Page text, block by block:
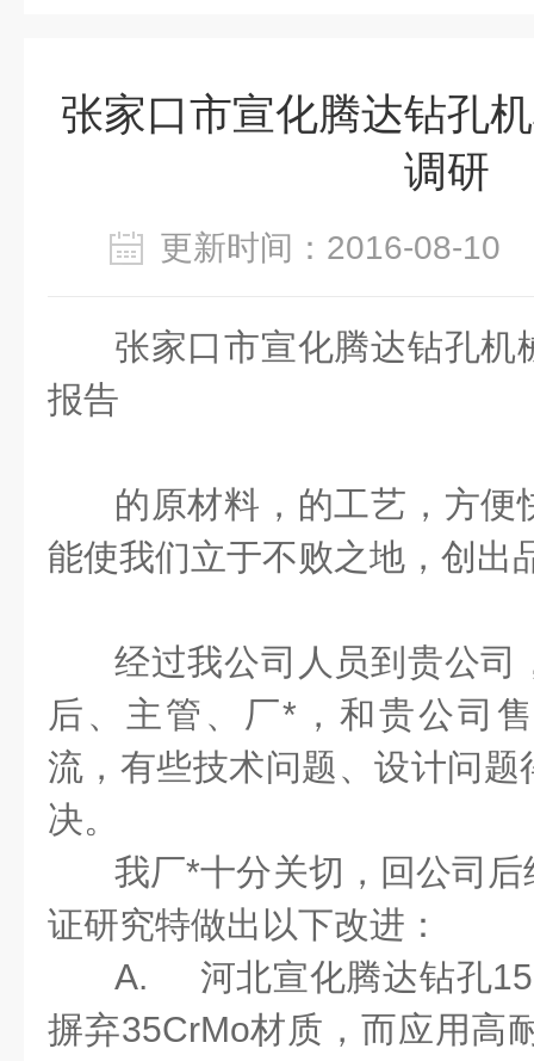
张家口市宣化腾达钻孔
调研
更新时间：2016-08-
张家口市宣化腾达钻孔机
报告
的原材料，的工艺，方便
能使我们立于不败之地，创出
经过我公司人员到贵公司
后、主管、厂*，和贵公司
流，有些技术问题、设计问
决。
我厂*十分关切，回公司
证研究特做出以下改进：
A. 河北宣化腾达钻孔
摒弃35CrMo材质，而应用高